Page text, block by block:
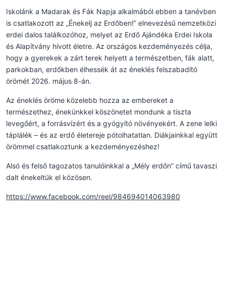
Iskolánk a Madarak és Fák Napja alkalmából ebben a tanévben
is csatlakozott az „Énekelj az Erdőben!” elnevezésű nemzetközi
erdei dalos találkozóhoz, melyet az Erdő Ajándéka Erdei Iskola
és Alapítvány hívott életre. Az országos kezdeményezés célja,
hogy a gyerekek a zárt terek helyett a természetben, fák alatt,
parkokban, erdőkben élhessék át az éneklés felszabadító
örömét 2026. május 8-án.
Az éneklés öröme közelebb hozza az embereket a
természethez, énekünkkel köszönetet mondunk a tiszta
levegőért, a forrásvízért és a gyógyító növényekért. A zene lelki
táplálék – és az erdő életereje pótolhatatlan. Diákjainkkal együtt
örömmel csatlakoztunk a kezdeményezéshez!
Alsó és felső tagozatos tanulóinkkal a „Mély erdőn” című tavaszi
dalt énekeltük el közösen.
https://www.facebook.com/reel/984694014063980